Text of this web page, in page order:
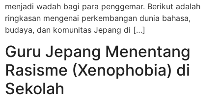
menjadi wadah bagi para penggemar. Berikut adalah
ringkasan mengenai perkembangan dunia bahasa,
budaya, dan komunitas Jepang di […]
Guru Jepang Menentang
Rasisme (Xenophobia) di
Sekolah